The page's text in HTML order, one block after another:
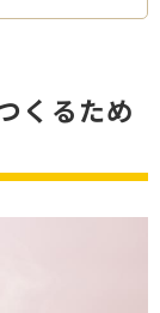
くるため